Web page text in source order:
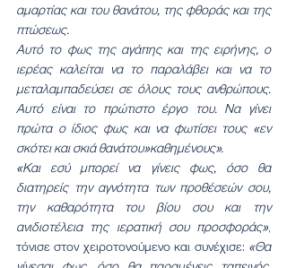
αμαρτίας και του θανάτου, της φθοράς και της
πτώσεως.
Αυτό το φως της αγάπης και της ειρήνης, ο
ιερέας καλείται να το παραλάβει και να το
μεταλαμπαδεύσει σε όλους τους ανθρώπους.
Αυτό είναι το πρώτιστο έργο του. Να γίνει
πρώτα ο ίδιος φως και να φωτίσει τους «εν
σκότει και σκιά θανάτου»καθημένους».
«Και εσύ μπορεί να γίνεις φως, όσο θα
διατηρείς την αγνότητα των προθέσεών σου,
την καθαρότητα του βίου σου και την
ανιδιοτέλεια της ιερατική σου προσφοράς»,
τόνισε στον χειροτονούμενο και συνέχισε: «Θα